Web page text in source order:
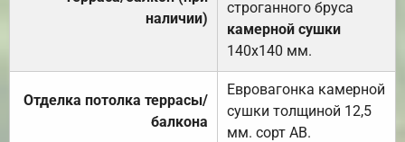
наличии)
строганного бруса
камерной сушки
140х140 мм.
Отделка потолка террасы/
балкона
Евровагонка камерной
сушки толщиной 12,5
мм. сорт АВ.